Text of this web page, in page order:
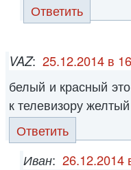
Ответить
VAZ: 25.12.2014 в
белый и красный
к телевизору
Ответить
Иван: 26.12.2014